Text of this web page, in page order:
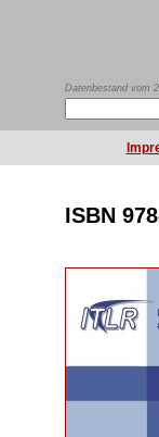
Datenbestand vom
ISBN